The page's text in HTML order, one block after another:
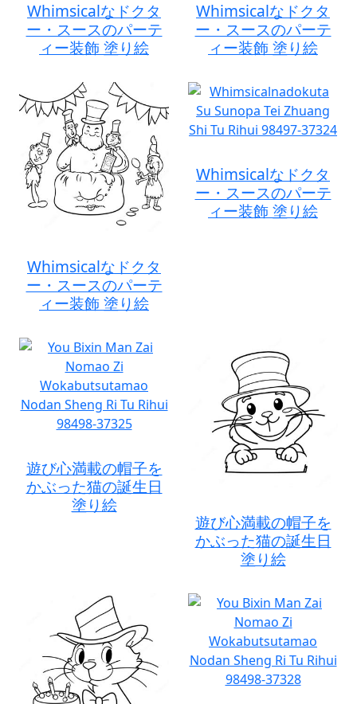
Whimsicalなドクタ
ー・スースのパーテ
ィー装飾 塗り絵
Whimsicalなドクタ
ー・スースのパーテ
ィー装飾 塗り絵
Whimsicalなドクタ
ー・スースのパーテ
ィー装飾 塗り絵
Whimsicalなドクタ
ー・スースのパーテ
ィー装飾 塗り絵
遊び心満載の帽子を
かぶった猫の誕生日
塗り絵
遊び心満載の帽子を
かぶった猫の誕生日
塗り絵